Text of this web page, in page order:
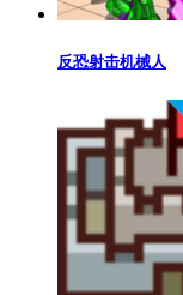
反恐射击机械人